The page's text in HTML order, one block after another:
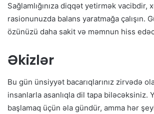
Sağlamlığınıza diqqət yetirmək vacibdir,
rasionunuzda balans yaratmağa çalışın.
özünüzü daha sakit və məmnun hiss
Əkizlər
Bu gün ünsiyyət bacarıqlarınız zirvədə
insanlarla asanlıqla dil tapa biləcəksiniz.
başlamaq üçün əla gündür, amma hər